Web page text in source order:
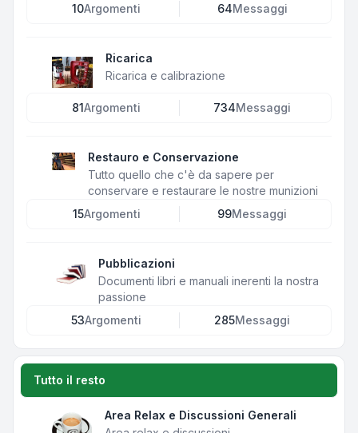
10Argomenti 64Messaggi
Ricarica
Ricarica e calibrazione
81Argomenti 734Messaggi
Restauro e Conservazione
Tutto quello che c'è da sapere per
conservare e restaurare le nostre munizioni
15Argomenti 99Messaggi
Pubblicazioni
Documenti libri e manuali inerenti la nostra
passione
53Argomenti 285Messaggi
Tutto il resto
Area Relax e Discussioni Generali